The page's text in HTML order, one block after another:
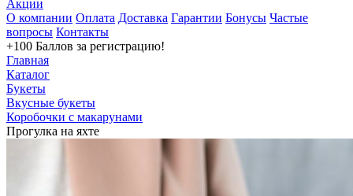
Акции
О компании Оплата Доставка Гарантии Бонусы Частые
вопросы Контакты
+100 Баллов за регистрацию!
Главная
Каталог
Букеты
Вкусные букеты
Коробочки с макарунами
Прогулка на яхте